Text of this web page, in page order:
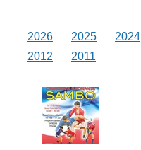
2026 2025 2024
2012
2011